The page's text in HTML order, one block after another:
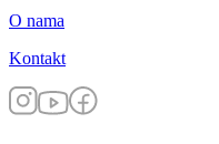
O nama
Kontakt